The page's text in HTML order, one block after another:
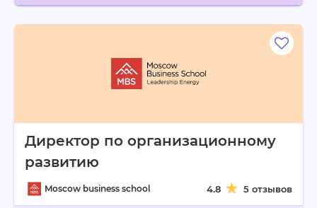
Директор по организационному
развитию
Moscow business school 4.8 5 отзывов